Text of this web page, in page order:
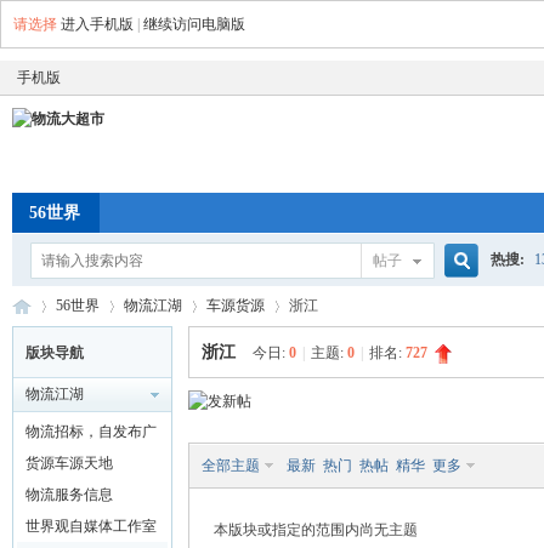
请选择 进入手机版 继续访问电脑版
手机版
56世界
帖子 热搜:
物 »
56世界
›
物流江湖 车源货源 浙江
版块导航
物流江湖
物流招标，自发布广
告
货源车源天地
物流服务信息
世界观自媒体工作室
浙江 今日: 0 主题: 0 排名: 727
全部主题 最新 热门 热帖 精华 更多
本版块或指定的范围内尚无主题